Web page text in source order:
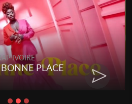
RAP IVOIRE
RENARD BARAKISSA - DOS DE
CHAT